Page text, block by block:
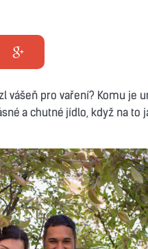
vášeň pro vaření? Komu je
a chutné jídlo, když na to